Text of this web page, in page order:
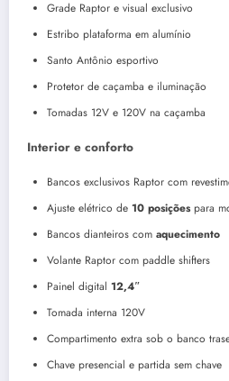
Grade Raptor e visual exclusivo
Estribo plataforma em alumínio
Santo Antônio esportivo
Protetor de caçamba e iluminação
Tomadas 12V e 120V na caçamba
Interior e conforto
Bancos exclusivos Raptor com
Ajuste elétrico de 10 posiçõespara
Bancos dianteiros com aquecimento
Volante Raptor com paddle shifters
Painel digital 12,4″
Tomada interna 120V
Compartimento extra sob o banco
Chave presencial e partida sem chave